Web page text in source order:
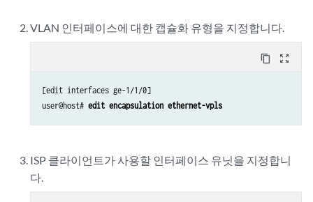
VLAN 인터페이스에 대한 캡슐화 유형을 지정합니다.
content_copy zoom_out_map
[edit interfaces ge-1/1/0]
user@host# edit encapsulation ethernet-vpls
ISP 클라이언트가 사용할 인터페이스 유닛을 지정합니
다.